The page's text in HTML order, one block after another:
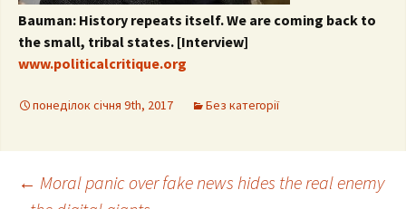
Bauman: History repeats itself. We are coming back to
the small, tribal states. [Interview]
www.politicalcritique.org
понеділок січня 9th, 2017 Без категорії
Post
← Moral panic over fake news hides the real enemy